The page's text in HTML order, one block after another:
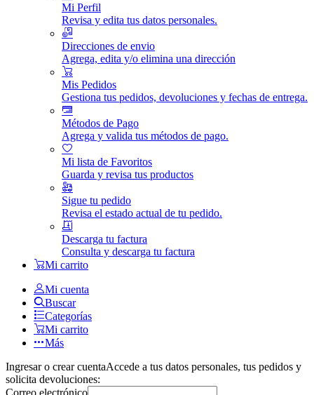
Mi Perfil
Revisa y edita tus datos personales.
Direcciones de envio
Agrega, edita y/o elimina una dirección
Mis Pedidos
Gestiona tus pedidos, devoluciones y fechas de entrega.
Métodos de Pago
Agrega y valida tus métodos de pago.
Mi lista de Favoritos
Guarda y revisa tus productos
Sigue tu pedido
Revisa el estado actual de tu pedido.
Descarga tu factura
Consulta y descarga tu factura
Mi carrito
Mi cuenta
Buscar
Categorías
Mi carrito
Más
Ingresar o crear cuentaAccede a tus datos personales, tus pedidos y
solicita devoluciones:
Correo electrónico